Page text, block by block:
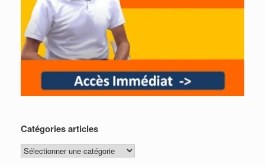
Catégories articles
Catégories
articles